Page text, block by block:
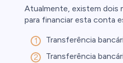
Atualmente, existem dois
para financiar esta conta
Transferência
Transferência